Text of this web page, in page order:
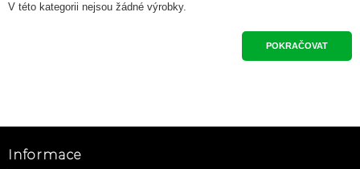
V této kategorii nejsou žádné výrobky.
POKRAČOVAT
Informace